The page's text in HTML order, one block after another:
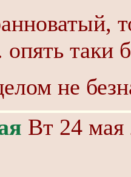
опять таки
не
Вт 24 мая